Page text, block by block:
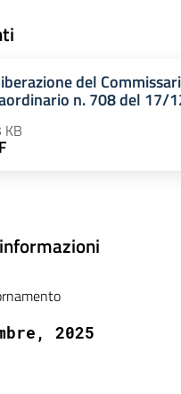
del
n. 708 del 17/
KB
2025